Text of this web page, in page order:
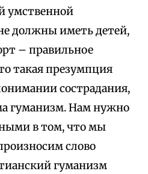
умственной
должны иметь детей,
– правильное
такая презумпция
сострадания,
гуманизм. Нам нужно
в том, что мы
слово
гуманизм